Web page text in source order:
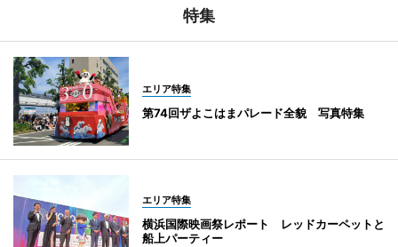
特集
エリア特集
第74回ザよこはまパレード全貌 写真特集
エリア特集
横浜国際映画祭レポート レッドカーペットと
船上パーティー